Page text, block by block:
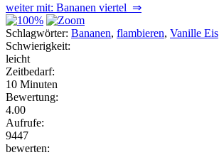
weiter mit: Bananen viertel ⇒
Schlagwörter: Bananen, flambieren, Vanille Eis
Schwierigkeit:
leicht
Zeitbedarf:
10 Minuten
Bewertung:
4.00
Aufrufe:
9447
bewerten: